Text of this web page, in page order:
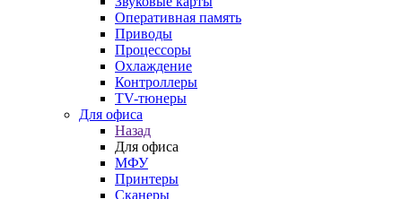
Оперативная память
Приводы
Процессоры
Охлаждение
Контроллеры
TV-тюнеры
Для офиса
Назад
Для офиса
МФУ
Принтеры
Сканеры